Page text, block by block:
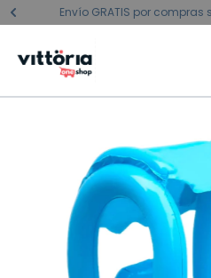
Envío GRATIS por compras